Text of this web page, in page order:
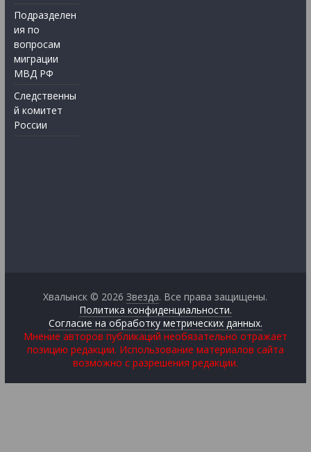
Подразделен
ия по
вопросам
миграции
МВД РФ
Следственны
й комитет
России
Хвалынск © 2026Звезда. Все права защищены.
Политика конфиденциальности.
Согласие на обработку метрических данных.
Мнение авторов публикаций необязательно отражает
позицию редакции. Использование материалов сайта
возможно с разрешения редакции.